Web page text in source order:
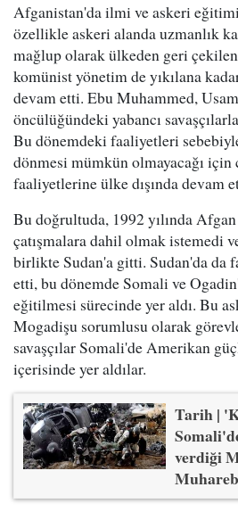
Afganistan'da ilmi ve askeri
özellikle askeri alanda uzmanlık
mağlup olarak ülkeden geri
komünist yönetim de yıkılana
devam etti. Ebu Muhammed,
öncülüğündeki yabancı
Bu dönemdeki faaliyetleri
dönmesi mümkün olmayacağı için
faaliyetlerine ülke dışında devam
Bu doğrultuda, 1992 yılında
çatışmalara dahil olmak istemedi
birlikte Sudan'a gitti. Sudan'da da
etti, bu dönemde Somali ve
eğitilmesi sürecinde yer aldı. Bu
Mogadişu sorumlusu olarak
savaşçılar Somali'de Amerikan
içerisinde yer aldılar.
Tarih |
verdiği